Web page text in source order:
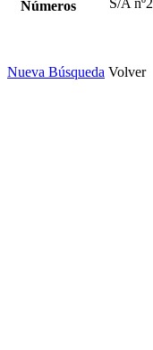
Números
Nueva Búsqueda Volver